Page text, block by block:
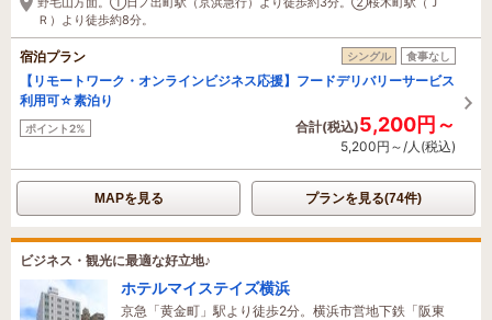
Ｒ）より徒歩約8分。
宿泊プラン シングル 食事なし
【リモートワーク・オンラインビジネス応援】フードデリバリーサービス
利用可☆素泊り
ポイント2% 合計(税込)5,200円～
5,200円～/人(税込)
MAPを見る プランを見る(74件)
ビジネス・観光に最適な好立地♪
ホテルマイステイズ横浜
京急「黄金町」駅より徒歩2分。横浜市営地下鉄「阪東